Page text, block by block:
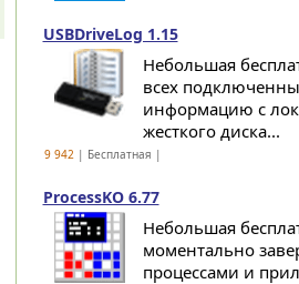
USBDriveLog 1.15
Небольшая
всех
информацию с
жесткого диска...
9 942| Бесплатная |
ProcessKO 6.77
Небольшая
моментально
процессами и